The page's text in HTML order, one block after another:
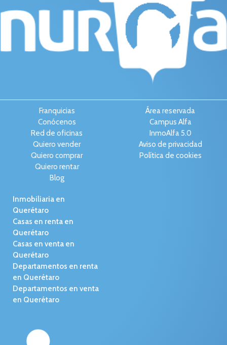
Franquicias
Conócenos
Red de oficinas
Quiero vender
Quiero comprar
Quiero rentar
Blog
Área reservada
Campus Alfa
InmoAlfa 5.0
Aviso de privacidad
Política de cookies
Inmobiliaria en
Querétaro
Casas en renta en
Querétaro
Casas en venta en
Querétaro
Departamentos en renta
en Querétaro
Departamentos en venta
en Querétaro